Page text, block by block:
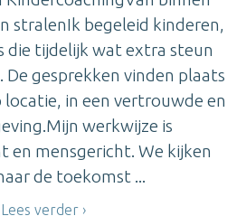
stralenIk begeleid kinderen,
die tijdelijk wat extra steun
De gesprekken vinden plaats
in een vertrouwde en
werkwijze is
en mensgericht. We kijken
de toekomst ...
Lees verder